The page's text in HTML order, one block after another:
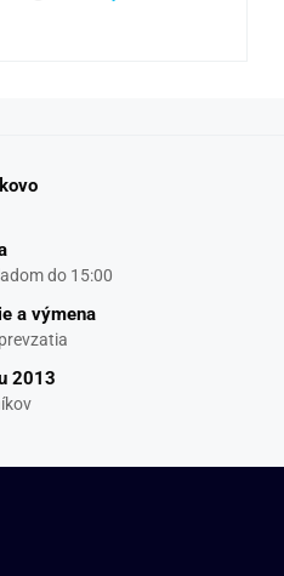
do 15:00
a výmena
2013